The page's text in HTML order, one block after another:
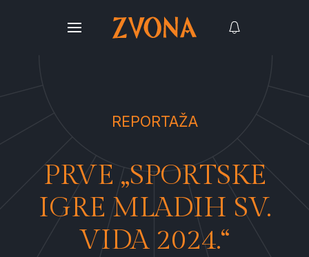
REPORTAŽA
PRVE „SPORTSKE
IGRE MLADIH SV.
VIDA 2024.“